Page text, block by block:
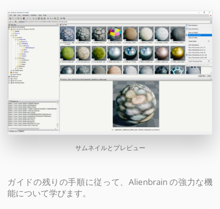
サムネイルとプレビュー
ガイドの残りの手順に従って、Alienbrain の強力な機
能について学びます。